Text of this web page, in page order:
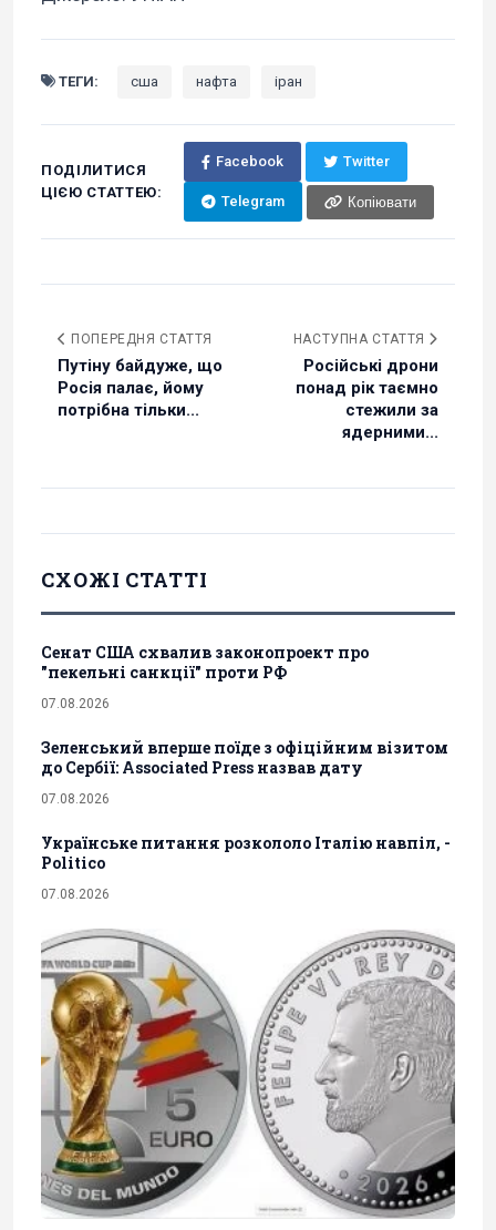
ТЕГИ: сша нафта іран
ПОДІЛИТИСЯ
ЦІЄЮ СТАТТЕЮ:
Facebook Twitter
Telegram Копіювати
ПОПЕРЕДНЯ СТАТТЯ
Путіну байдуже, що
Росія палає, йому
потрібна тільки...
НАСТУПНА СТАТТЯ
Російські дрони
понад рік таємно
стежили за
ядерними...
СХОЖІ СТАТТІ
Сенат США схвалив законопроект про
"пекельні санкції" проти РФ
07.08.2026
Зеленський вперше поїде з офіційним візитом
до Сербії: Associated Press назвав дату
07.08.2026
Українське питання розкололо Італію навпіл, -
Politico
07.08.2026